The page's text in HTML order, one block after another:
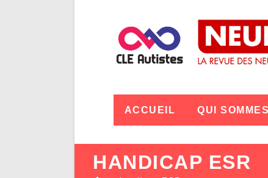
ACCUEIL QUI
HANDICAP ESR